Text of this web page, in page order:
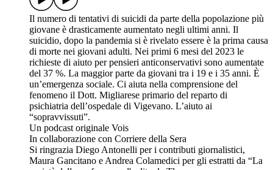
Il numero di tentativi di suicidi da parte della popolazione più
giovane è drasticamente aumentato negli ultimi anni. Il
suicidio, dopo la pandemia si è rivelato essere è la prima causa
di morte nei giovani adulti. Nei primi 6 mesi del 2023 le
richieste di aiuto per pensieri anticonservativi sono aumentate
del 37 %. La maggior parte da giovani tra i 19 e i 35 anni. È
un’emergenza sociale. Ci aiuta nella comprensione del
fenomeno il Dott. Migliarese primario del reparto di
psichiatria dell’ospedale di Vigevano. L’aiuto ai
“sopravvissuti”.
Un podcast originale Vois
In collaborazione con Corriere della Sera
Si ringrazia Diego Antonelli per i contributi giornalistici,
Maura Gancitano e Andrea Colamedici per gli estratti da “La